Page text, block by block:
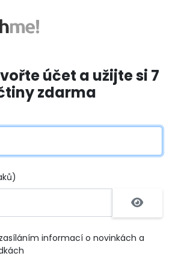
účet a užijte si 7
zdarma
informací o novinkách a